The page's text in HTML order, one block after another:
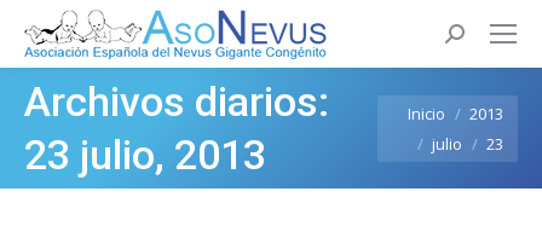
Buscar:
Archivos diarios:
23 julio, 2013
Estás aquí:
Inicio
2013
julio
23